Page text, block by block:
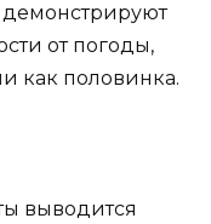
от погоды,
как половинка.
выводится